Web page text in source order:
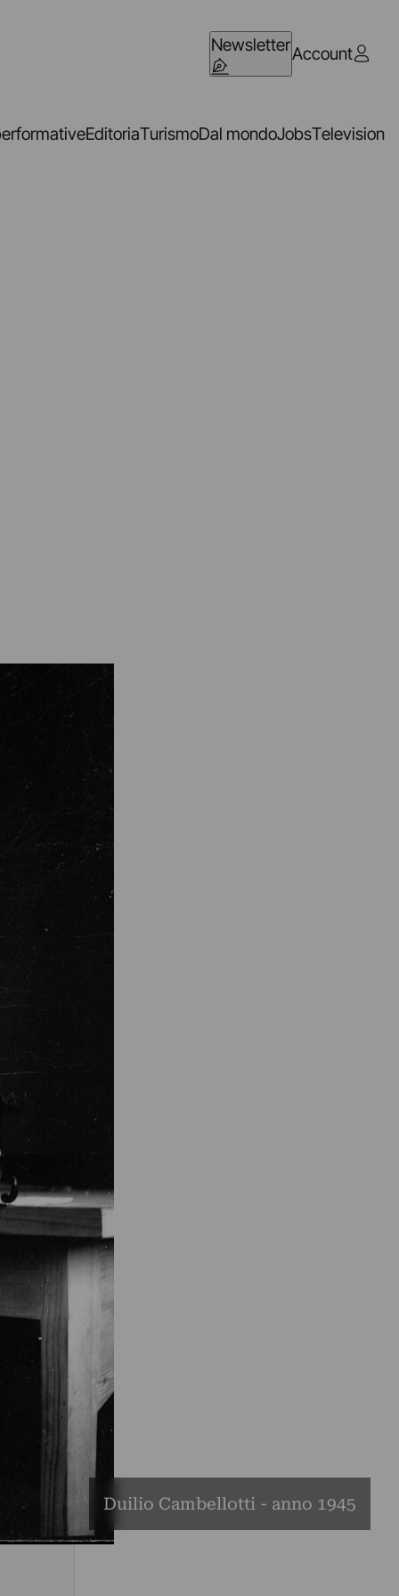
NewsletterAccount
EditoriaTurismoDal mondoJobsTelevision
Duilio Cambellotti - anno 1945